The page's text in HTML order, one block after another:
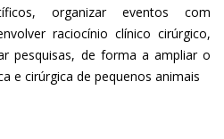
organizar eventos com
raciocínio clínico cirúrgico,
pesquisas, de forma a ampliar o
e cirúrgica de pequenos animais